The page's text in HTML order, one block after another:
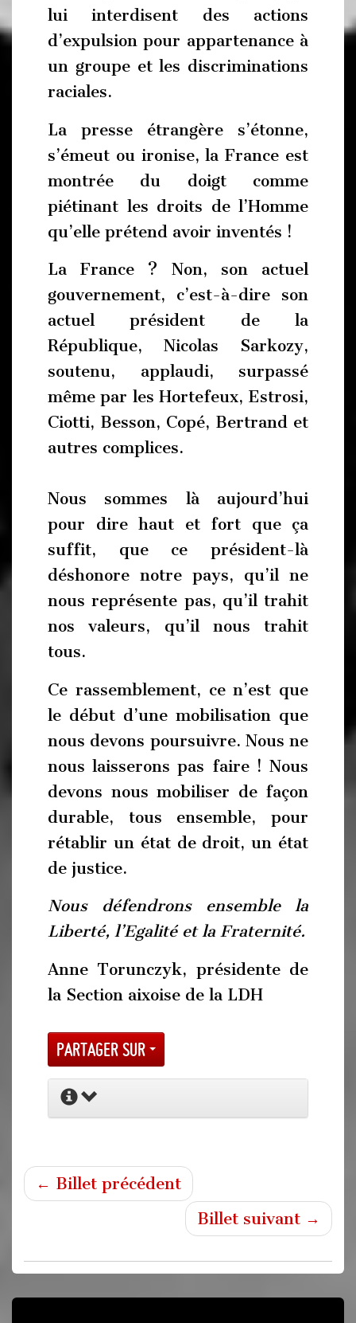
lui interdisent des actions
d’expulsion pour appartenance à
un groupe et les discriminations
raciales.
La presse étrangère s’étonne,
s’émeut ou ironise, la France est
montrée du doigt comme
piétinant les droits de l’Homme
qu’elle prétend avoir inventés !
La France ? Non, son actuel
gouvernement, c’est-à-dire son
actuel président de la
République, Nicolas Sarkozy,
soutenu, applaudi, surpassé
même par les Hortefeux, Estrosi,
Ciotti, Besson, Copé, Bertrand et
autres complices.
Nous sommes là aujourd’hui
pour dire haut et fort que ça
suffit, que ce président-là
déshonore notre pays, qu’il ne
nous représente pas, qu’il trahit
nos valeurs, qu’il nous trahit
tous.
Ce rassemblement, ce n’est que
le début d’une mobilisation que
nous devons poursuivre. Nous ne
nous laisserons pas faire ! Nous
devons nous mobiliser de façon
durable, tous ensemble, pour
rétablir un état de droit, un état
de justice.
Nous défendrons ensemble la
Liberté, l’Egalité et la Fraternité.
Anne Torunczyk, présidente de
la Section aixoise de la LDH
Partager sur
← Billet précédent
Billet suivant →